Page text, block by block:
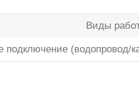
Виды
подключение (водопровод/